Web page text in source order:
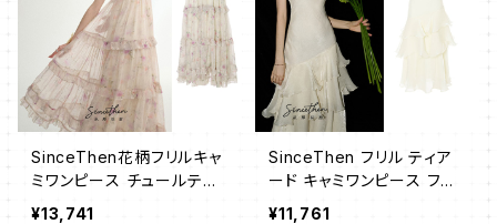
SinceThen花柄フリルキャ
ミワンピース チュールティ
アード
¥13,741
SinceThen フリル ティア
ード キャミワンピース フレ
ア ロング
¥11,761